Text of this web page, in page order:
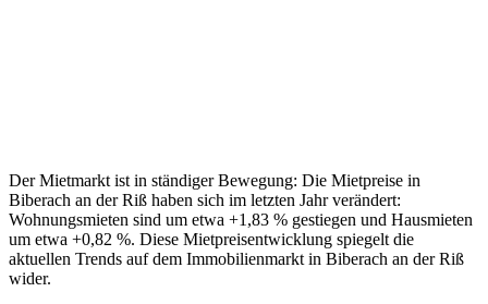
Der Mietmarkt ist in ständiger Bewegung: Die Mietpreise in
Biberach an der Riß haben sich im letzten Jahr verändert:
Wohnungsmieten sind um etwa +1,83 % gestiegen und Hausmieten
um etwa +0,82 %. Diese Mietpreisentwicklung spiegelt die
aktuellen Trends auf dem Immobilienmarkt in Biberach an der Riß
wider.